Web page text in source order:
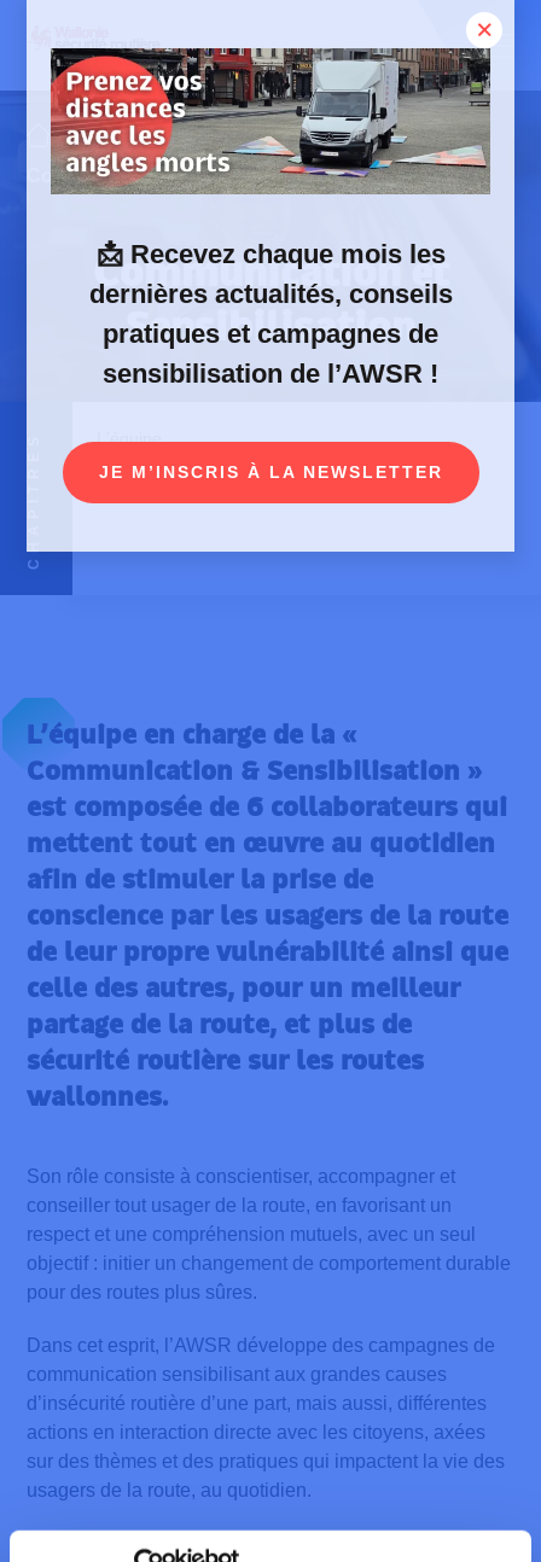
content
Offres et services
Communication et Sensibilisation
Communication et
Sensibilisation
L’équipe en charge de la «
Communication & Sensibilisation »
est composée de 6 collaborateurs qui
mettent tout en œuvre au quotidien
afin de stimuler la prise de
conscience par les usagers de la route
de leur propre vulnérabilité ainsi que
celle des autres, pour un meilleur
partage de la route, et plus de
sécurité routière sur les routes
wallonnes.
Son rôle consiste à conscientiser, accompagner et
conseiller tout usager de la route, en favorisant un
respect et une compréhension mutuels, avec un seul
objectif : initier un changement de comportement durable
pour des routes plus sûres.
Dans cet esprit, l’AWSR développe des campagnes de
communication sensibilisant aux grandes causes
d’insécurité routière d’une part, mais aussi, différentes
actions en interaction directe avec les citoyens, axées
sur des thèmes et des pratiques qui impactent la vie des
usagers de la route, au quotidien.
L'équipe
Contactez-nous
📩 Recevez chaque mois les
dernières actualités, conseils
pratiques et campagnes de
sensibilisation de l’AWSR !
JE M’INSCRIS À LA NEWSLETTER